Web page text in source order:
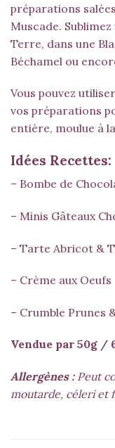
préparations
Muscade.
Terre, dans une
Béchamel ou
Vous pouvez
vos préparations
entière, moulue à
Idées Recettes:
– Bombe de
– Minis Gâteaux
– Tarte Abricot &
– Crème aux Oeufs
– Crumble Prunes
Vendue par 50g /
Allergènes :Peut
moutarde, céleri et